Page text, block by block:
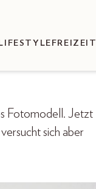
LIFESTYLE FREIZEIT
Fotomodell. Jetzt
sich aber